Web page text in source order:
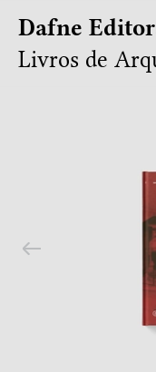
Dafne
Livros de